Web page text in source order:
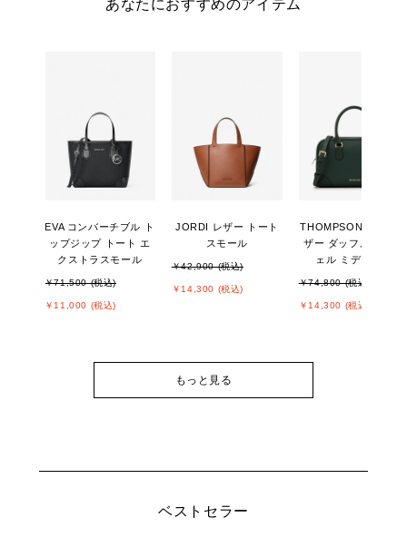
あなたにおすすめのアイテム
EVA コンバーチブル ト
ップジップ トート エ
クストラスモール
￥71,500 (税込)
￥11,000 (税込)
JORDI レザー トート
スモール
￥42,900 (税込)
￥14,300 (税込)
THOMPSON ぺブル
ザー ダッフル サッチ
ェル ミディアム
￥74,800 (税込)
￥14,300 (税込)
もっと見る
ベストセラー